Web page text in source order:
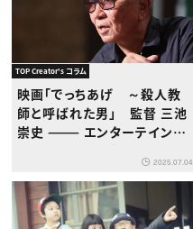
TOP Creator's コラム
映画「でっちあげ ～殺人教
師と呼ばれた男」 監督 三池
崇史 ——— エンターテインメ
部分から生まれてくる。だから
僕には、律子さんが希望の星
に見えました。
2025.07.04